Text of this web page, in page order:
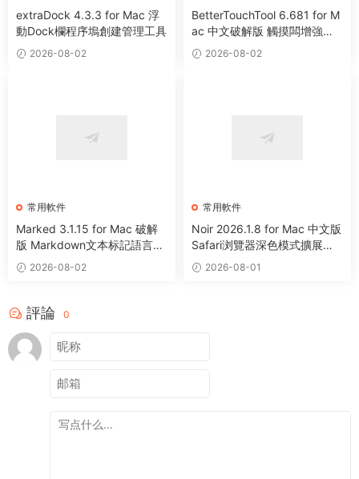
extraDock 4.3.3 for Mac 浮
動Dock欄程序塢創建管理工具
2026-08-02
BetterTouchTool 6.681 for M
ac 中文破解版 觸摸闆增強工
具 2026-08-02
常用軟件
Marked 3.1.15 for Mac 破解
版 Markdown文本标記語言預
覽工具
2026-08-02
常用軟件
Noir 2026.1.8 for Mac 中文版
Safari浏覽器深色模式擴展程
序 2026-08-01
評論 0